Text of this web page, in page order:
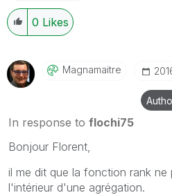
0 Likes
Magnamaitre
In response to flochi75
Bonjour Florent,
il me dit que la fonction rank
l'intérieur d'une agrégation.